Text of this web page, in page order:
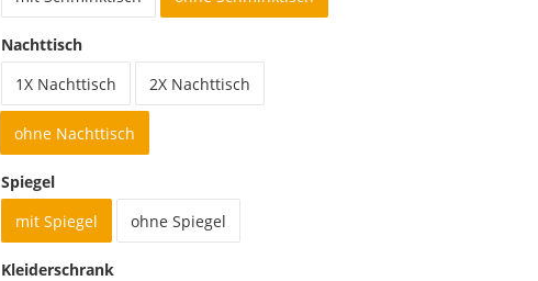
Nachttisch
1X Nachttisch
2X Nachttisch
ohne Nachttisch
Spiegel
mit Spiegel
ohne Spiegel
Kleiderschrank